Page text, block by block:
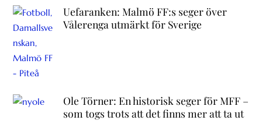
Uefaranken: Malmö FF:s seger över
Vålerenga utmärkt för Sverige
Ole Törner: En historisk seger för MFF –
som togs trots att det finns mer att ta ut